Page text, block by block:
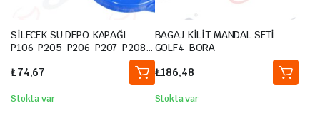
SİLECEK SU DEPO KAPAĞI
P106-P205-P206-P207-P208-
P306-P307-P406-EXPERT-
PARTNER-BERLINGO- XSARA-
JUMPY- C2-C3-C4-C5-SAXO
₺74,67
Stokta var
BAGAJ KİLİT MANDAL SETİ
GOLF4-BORA
₺186,48
Stokta var